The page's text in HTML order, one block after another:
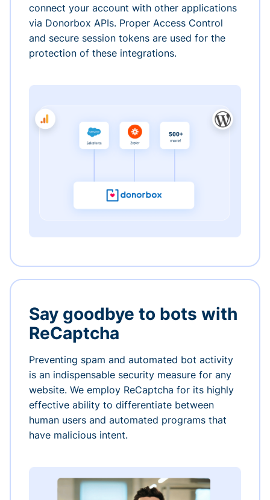
connect your account with other applications
via Donorbox APIs. Proper Access Control
and secure session tokens are used for the
protection of these integrations.
Say goodbye to bots with
ReCaptcha
Preventing spam and automated bot activity
is an indispensable security measure for any
website. We employ ReCaptcha for its highly
effective ability to differentiate between
human users and automated programs that
have malicious intent.